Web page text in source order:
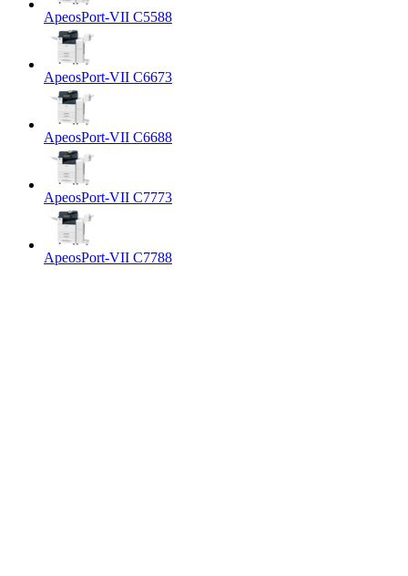
ApeosPort-VII C5588
ApeosPort-VII C6673
ApeosPort-VII C6688
ApeosPort-VII C7773
ApeosPort-VII C7788